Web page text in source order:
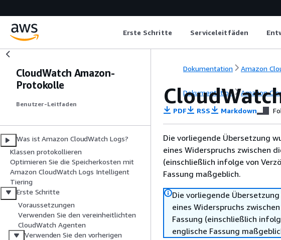
Erste Schritte Serviceleitfäden
CloudWatch Amazon-
Protokolle
Benutzer-Leitfaden
Was ist Amazon CloudWatch Logs?
Klassen protokollieren
Optimieren Sie die Speicherkosten mit
Amazon CloudWatch Logs Intelligent
Tiering
Erste Schritte
Voraussetzungen
Verwenden Sie den vereinheitlichten
CloudWatch Agenten
Verwenden Sie den vorherigen
Dokumentation Amazon
Dokumentation Amazon
PDF RSS Markdown
Die vorliegende Übersetzung
eines Widerspruchs zwischen
(einschließlich infolge von
Fassung maßgeblich.
Die vorliegende
eines Widerspruchs
Fassung (einschließlich
englische Fassung